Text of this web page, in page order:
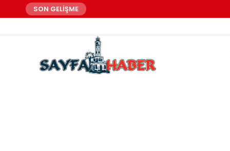
SON GELİŞME